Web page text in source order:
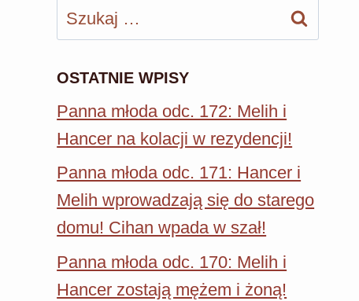
Szukaj:
OSTATNIE WPISY
Panna młoda odc. 172: Melih i
Hancer na kolacji w rezydencji!
Panna młoda odc. 171: Hancer i
Melih wprowadzają się do starego
domu! Cihan wpada w szał!
Panna młoda odc. 170: Melih i
Hancer zostają mężem i żoną!